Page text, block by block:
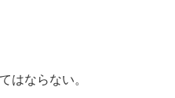
はならない。